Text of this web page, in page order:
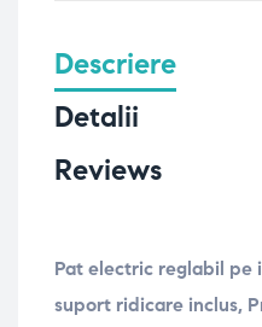
Descriere
Detalii
Reviews
Pat electric reglabil pe
suport ridicare inclus,